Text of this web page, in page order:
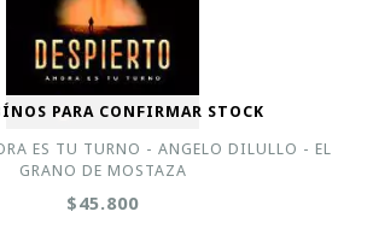
PARA CONFIRMAR STOCK
ES TU TURNO - ANGELO DILULLO - EL
GRANO DE MOSTAZA
$45.800